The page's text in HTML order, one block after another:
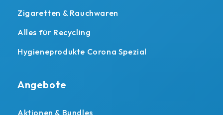
Zigaretten & Rauchwaren
Alles für Recycling
Hygieneprodukte Corona Spezial
Angebote
Aktionen & Bundles